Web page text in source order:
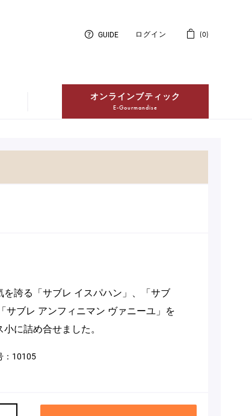
誇る「サブレ イスパハン」、「サブ
サブレ アンフィニマン ヴァニーユ」を
に詰め合せました。
10105
オンラインブティック
E-Gourmandise
ログイン
GUIDE 0